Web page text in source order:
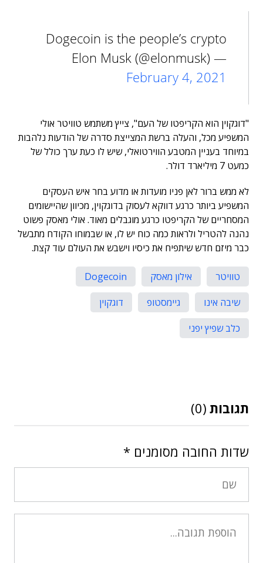
Dogecoin is the people’s crypto
— Elon Musk (@elonmusk)
February 4, 2021
"דוגקוין הוא הקריפטו של העם", צייץ משתמש טוויטר אולי
המשפיע מכל, והעלה ברשת המצייצת סדרה של הודעות נלהבות
במיוחד בעניין המטבע הווירטואלי, שיש לו כעת ערך כולל של
כמעט 7 מיליארד דולר.
לא ממש ברור לאן פניו מועדות או מדוע בחר איש העסקים
המשפיע ביותר כרגע דווקא לעסוק בדוגקוין, מכיוון שהיישומים
המסחריים של הקריפטו כרגע מוגבלים מאוד. אולי מאסק פשוט
נהנה להטריל ולראות כמה כוח יש לו, או שבמוחו הקודח מתבשל
כבר מיזם חדש שיתפיח את כיסיו וישבש את העולם עוד קצת.
טוויטר אילון מאסק
Dogecoin
שיבה אינו
גיימסטופ
דוגקוין
כלב שפיץ יפני
תגובות (0)
שדות החובה מסומנים *